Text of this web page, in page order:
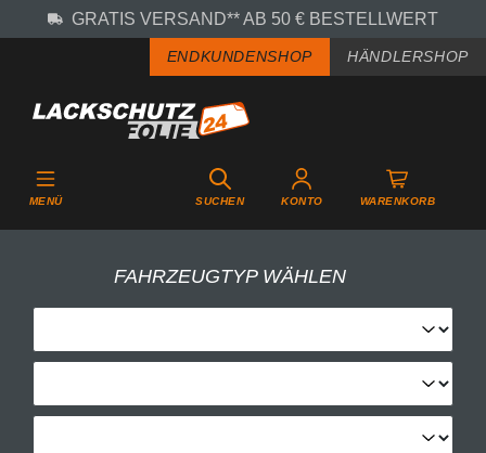
Zum Hauptinhalt springen
GRATIS VERSAND** AB 50 € BESTELLWERT
ENDKUNDENSHOP HÄNDLERSHOP
MENÜ SUCHEN KONTO WARENKORB
FAHRZEUGTYP WÄHLEN